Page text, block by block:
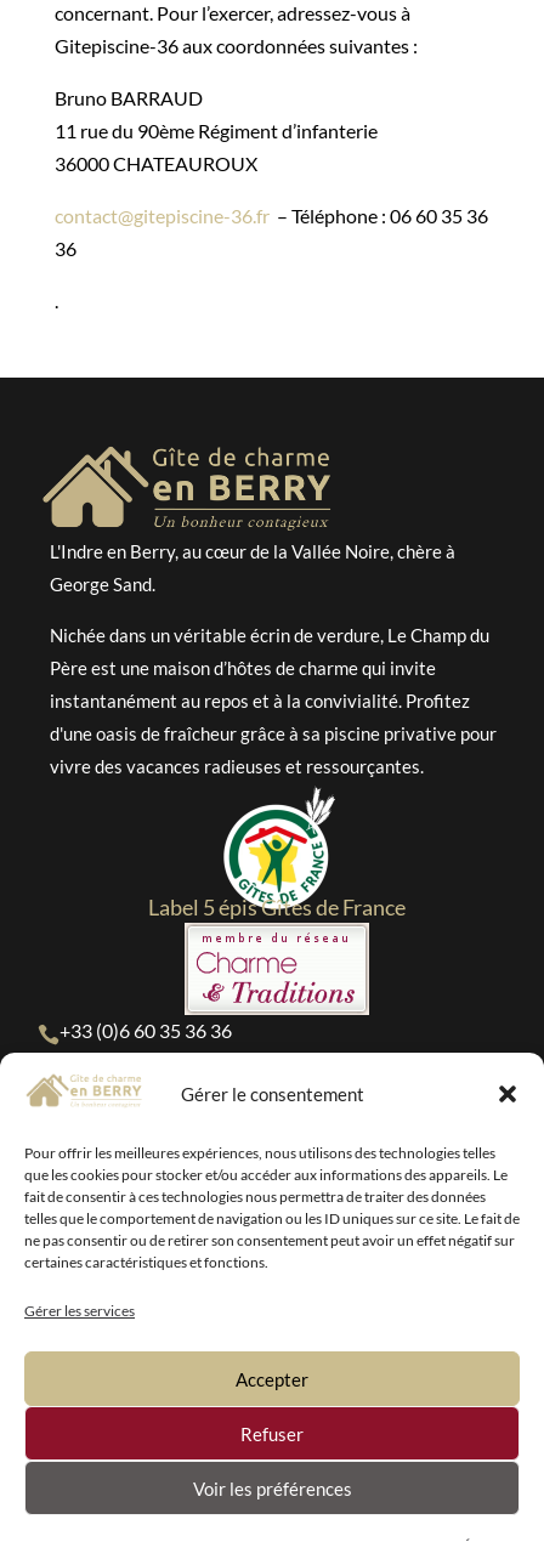
Gérer le consentement
Pour offrir les meilleures expériences, nous utilisons des technologies telles
que les cookies pour stocker et/ou accéder aux informations des appareils. Le
fait de consentir à ces technologies nous permettra de traiter des données
telles que le comportement de navigation ou les ID uniques sur ce site. Le fait de
ne pas consentir ou de retirer son consentement peut avoir un effet négatif sur
certaines caractéristiques et fonctions.
Gérer les services
Accepter
Refuser
Voir les préférences
concernant. Pour l’exercer, adressez-vous à
Gitepiscine-36 aux coordonnées suivantes :
Bruno BARRAUD
11 rue du 90ème Régiment d’infanterie
36000 CHATEAUROUX
contact@gitepiscine-36.fr– Téléphone : 06 60 35 36
36
.
L'Indre en Berry, au cœur de la Vallée Noire, chère à
George Sand.
Nichée dans un véritable écrin de verdure, Le Champ du
Père est une maison d’hôtes de charme qui invite
instantanément au repos et à la convivialité. Profitez
d'une oasis de fraîcheur grâce à sa piscine privative pour
vivre des vacances radieuses et ressourçantes.
Label 5 épis Gîtes de France
+33 (0)6 60 35 36 36
POLITIQUE DE CONFIDENTIALITÉ
POLITIQUE DE COOKIES (UE)
CONDITIONS GÉNÉRALES D’UTILISATION
© 2026 - Réalisation site internet :Nexphasis